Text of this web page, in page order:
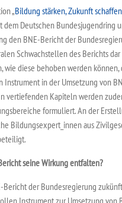
„Bildung stärken, Zukunft schaffen
dem Deutschen Bundesjugendring
den BNE-Bericht der
Schwachstellen des Berichts
wie diese behoben werden
Instrument in der Umsetzung von
vertiefenden Kapiteln werden
formuliert. An der
Bildungsexpert_innen aus
seine Wirkung entfalten?
Bericht der Bundesregierung